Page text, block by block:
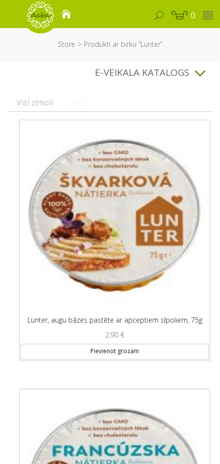
0
Store Produkti ar birku “Lunter”
E-VEIKALA KATALOGS
Visi zīmoli
Lunter, augu bāzes pastēte ar apceptiem sīpoliem, 75g
2,90 €
Pievienot grozam